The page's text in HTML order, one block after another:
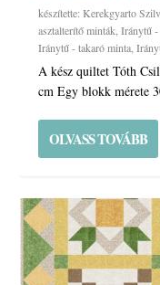
készítette:Kerekgyarto
asztalterítő minták ,Iránytű -
Iránytű - takaró minta ,
A kész quiltet Tóth
cm Egy blokk mérete
OLVASS TOVÁBB